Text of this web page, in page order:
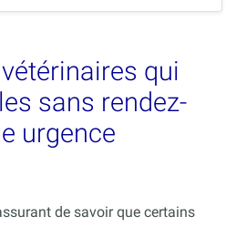
qui
sans rendez-
urgence
de savoir que certains